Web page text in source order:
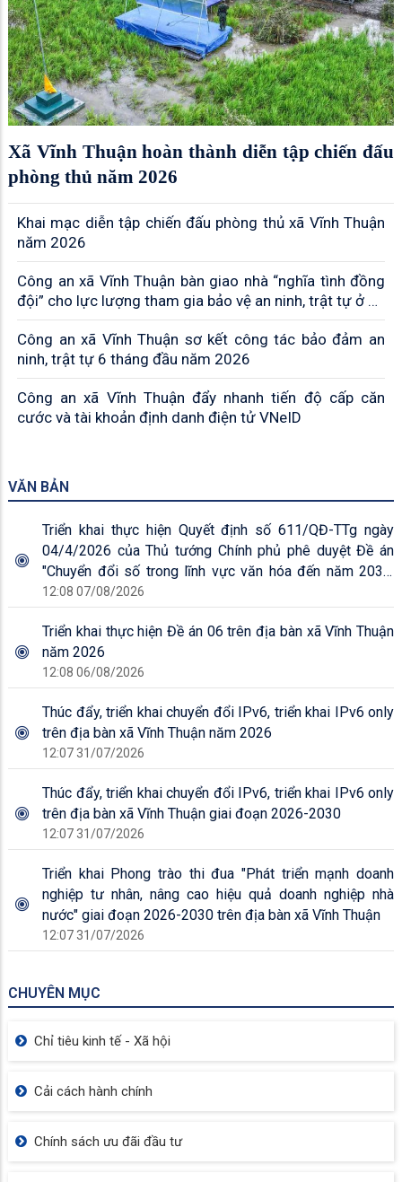
Xã Vĩnh Thuận hoàn thành diễn tập chiến đấu
phòng thủ năm 2026
Khai mạc diễn tập chiến đấu phòng thủ xã Vĩnh Thuận
năm 2026
Công an xã Vĩnh Thuận bàn giao nhà “nghĩa tình đồng
đội” cho lực lượng tham gia bảo vệ an ninh, trật tự ở cơ
sở
Công an xã Vĩnh Thuận sơ kết công tác bảo đảm an
ninh, trật tự 6 tháng đầu năm 2026
Công an xã Vĩnh Thuận đẩy nhanh tiến độ cấp căn
cước và tài khoản định danh điện tử VNeID
VĂN BẢN
Triển khai thực hiện Quyết định số 611/QĐ-TTg ngày
04/4/2026 của Thủ tướng Chính phủ phê duyệt Đề án
"Chuyển đổi số trong lĩnh vực văn hóa đến năm 2030,
tầm nhìn đến năm 2045"
12:08 07/08/2026
Triển khai thực hiện Đề án 06 trên địa bàn xã Vĩnh Thuận
năm 2026
12:08 06/08/2026
Thúc đẩy, triển khai chuyển đổi IPv6, triển khai IPv6 only
trên địa bàn xã Vĩnh Thuận năm 2026
12:07 31/07/2026
Thúc đẩy, triển khai chuyển đổi IPv6, triển khai IPv6 only
trên địa bàn xã Vĩnh Thuận giai đoạn 2026-2030
12:07 31/07/2026
Triển khai Phong trào thi đua "Phát triển mạnh doanh
nghiệp tư nhân, nâng cao hiệu quả doanh nghiệp nhà
nước" giai đoạn 2026-2030 trên địa bàn xã Vĩnh Thuận
12:07 31/07/2026
CHUYÊN MỤC
Chỉ tiêu kinh tế - Xã hội
Cải cách hành chính
Chính sách ưu đãi đầu tư